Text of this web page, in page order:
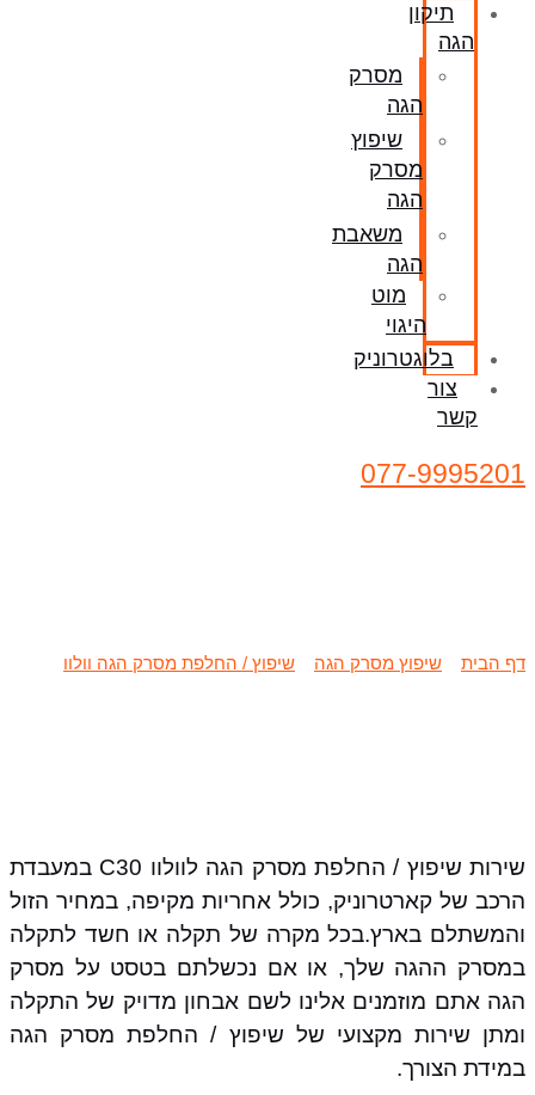
תיקון
הגה
מסרק
הגה
שיפוץ
מסרק
הגה
משאבת
הגה
מוט
היגוי
בלוגטרוניק
צור
קשר
077-9995201
דף הבית שיפוץ מסרק הגה שיפוץ / החלפת מסרק הגה וולוו
שירות שיפוץ / החלפת מסרק הגה לוולוו C30 במעבדת
הרכב של קארטרוניק, כולל אחריות מקיפה, במחיר הזול
והמשתלם בארץ.בכל מקרה של תקלה או חשד לתקלה
במסרק ההגה שלך, או אם נכשלתם בטסט על מסרק
הגה אתם מוזמנים אלינו לשם אבחון מדויק של התקלה
ומתן שירות מקצועי של שיפוץ / החלפת מסרק הגה
במידת הצורך.